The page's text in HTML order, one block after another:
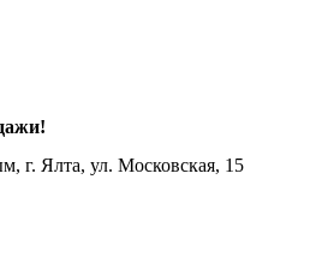
г. Ялта, ул. Московская, 15